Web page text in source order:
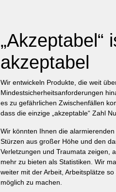
„Akzeptabel“
akzeptabel
Wir entwickeln Produkte, die weit
Mindestsicherheitsanforderungen
es zu gefährlichen Zwischenfällen
dass die einzige „akzeptable“ Zahl
Wir könnten Ihnen die alarmierenden
Stürzen aus großer Höhe und den
Verletzungen und Traumata zeigen,
mehr zu bieten als Statistiken. Wir
weiter mit der Arbeit, Arbeitsplätze
möglich zu machen.